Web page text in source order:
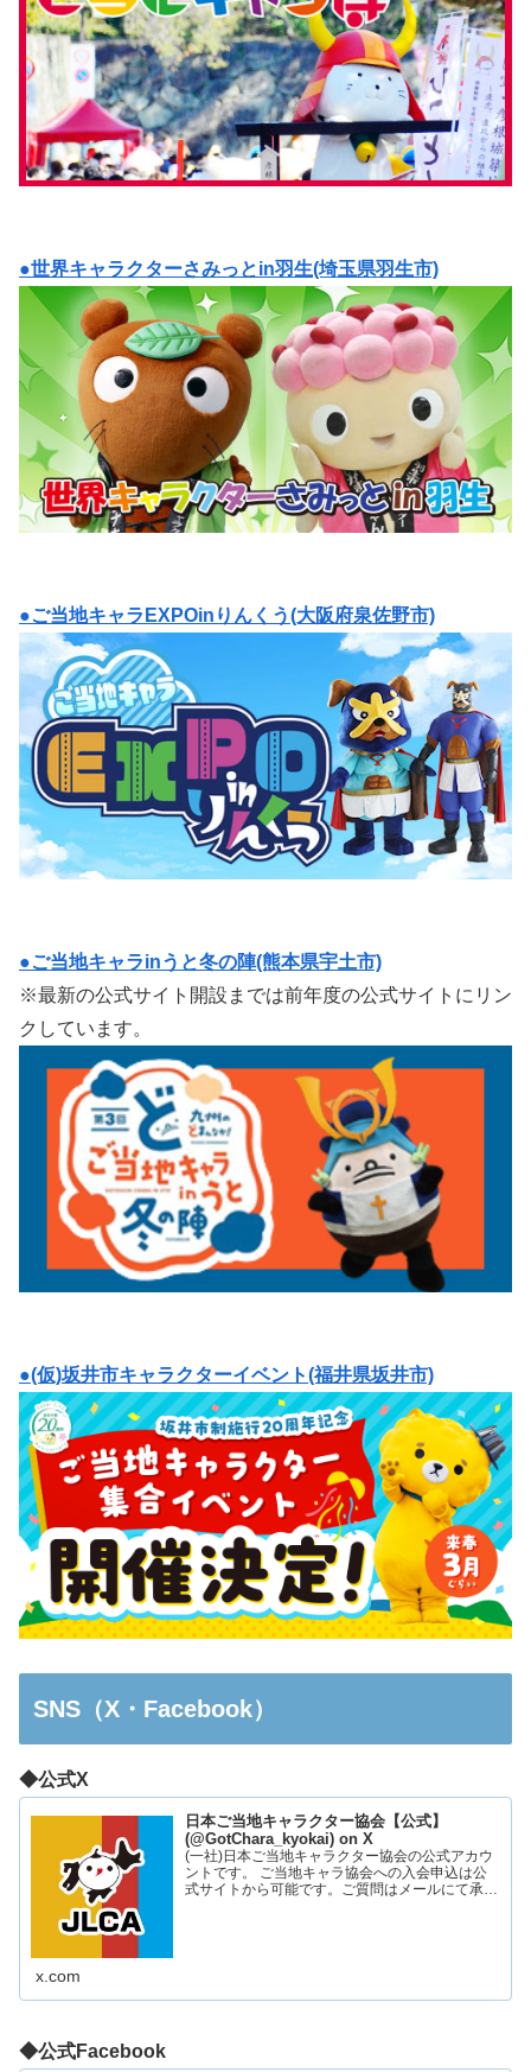
●世界キャラクターさみっとin羽生(埼玉県羽生市)
●ご当地キャラEXPOinりんくう(大阪府泉佐野市)
●ご当地キャラinうと冬の陣(熊本県宇土市)
※最新の公式サイト開設までは前年度の公式サイトにリン
クしています。
●(仮)坂井市キャラクターイベント(福井県坂井市)
SNS（X・Facebook）
◆公式X
日本ご当地キャラクター協会【公式】
(@GotChara_kyokai) on X
(一社)日本ご当地キャラクター協会の公式アカウ
ントです。 ご当地キャラ協会への入会申込は公
式サイトから可能です。ご質問はメールにて承っ
x.com
◆公式Facebook